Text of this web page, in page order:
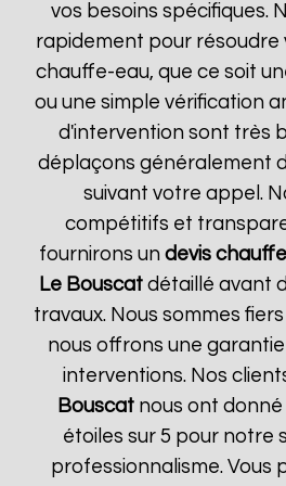
vos besoins spécifiques.
rapidement pour résoudre
chauffe-eau, que ce soit
ou une simple vérification
d'intervention sont très
déplaçons généralement
suivant votre appel.
compétitifs et
fournirons un devis
Le Bouscatdétaillé avant
travaux. Nous sommes
nous offrons une
interventions. Nos
Bouscatnous ont donné
étoiles sur 5 pour notre
professionnalisme. Vous